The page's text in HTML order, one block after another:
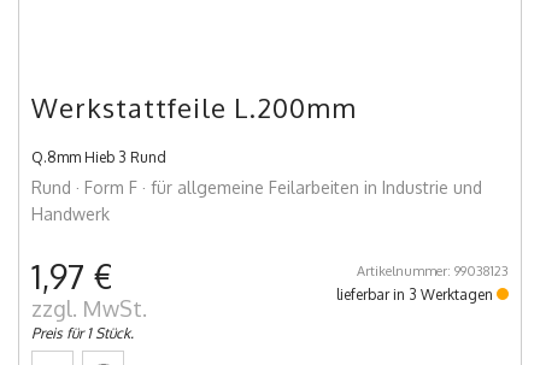
Werkstattfeile L.200mm
Q.8mm Hieb 3 Rund
Rund · Form F · für allgemeine Feilarbeiten in Industrie und
Handwerk
1,97 €
zzgl. MwSt.
Preis für 1 Stück.
Artikelnummer: 99038123
lieferbar in 3 Werktagen